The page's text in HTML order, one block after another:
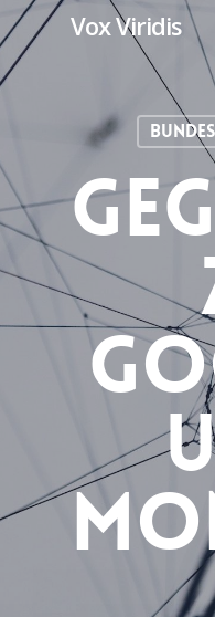
Skip
to
main
Vox Viridis